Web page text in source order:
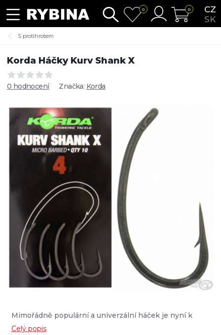
CZ
SK
0 0
S protihrotem
Korda Háčky Kurv Shank X
0 hodnocení Značka: Korda
Mimořádně populární a univerzální háček je nyní k
dispozici s ideální sílou drátu....
Celý popis